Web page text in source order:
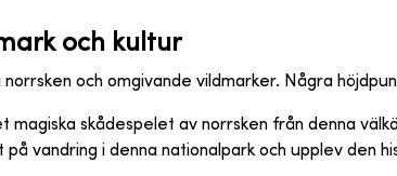
och kultur
norrsken och omgivande vildmarker. Några
magiska skådespelet av norrsken från denna
på vandring i denna nationalpark och upplev den